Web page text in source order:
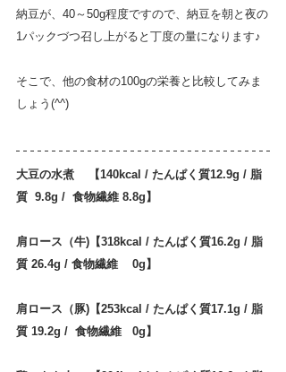
納豆が、40～50g程度ですので、納豆を朝と夜の
1パックづつ召し上がると丁度の量になります♪
そこで、他の食材の100gの栄養と比較してみま
しょう(^^)
大豆の水煮    【140kcal / たんぱく質12.9g / 脂
質  9.8g /  食物繊維 8.8g】
肩ロース（牛)【318kcal / たんぱく質16.2g / 脂
質 26.4g / 食物繊維    0g】
肩ロース（豚)【253kcal / たんぱく質17.1g / 脂
質 19.2g /  食物繊維   0g】